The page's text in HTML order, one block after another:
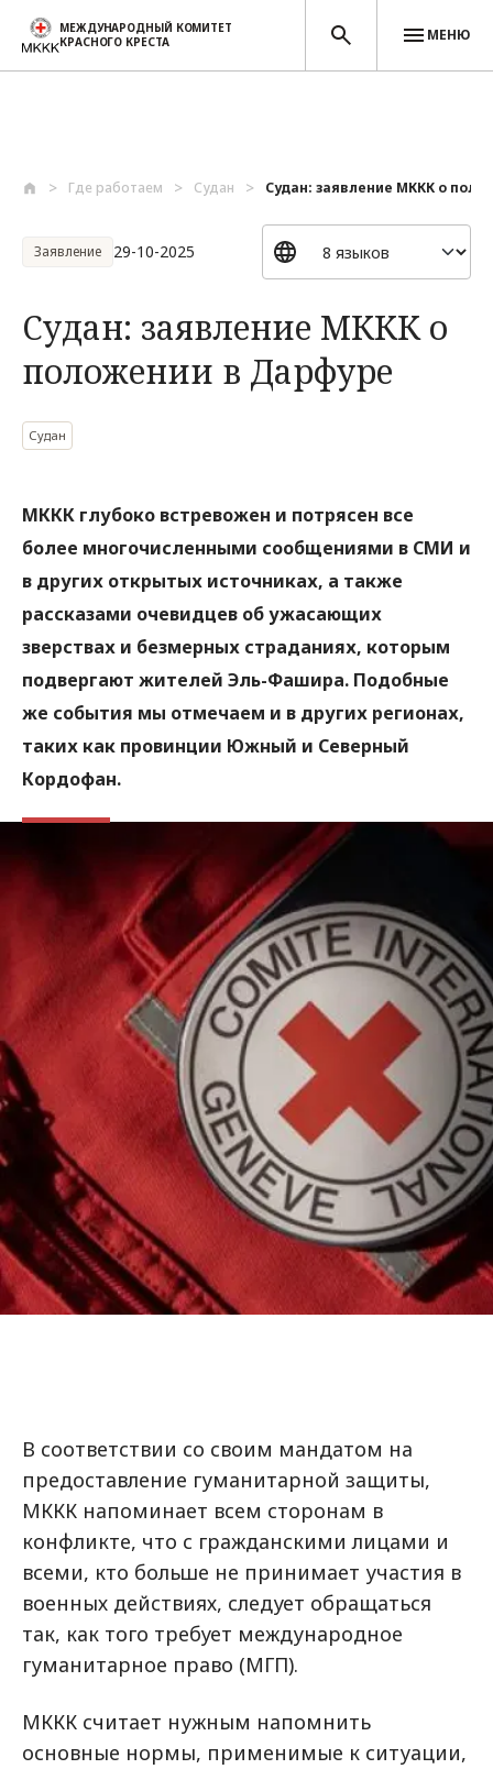
МЕЖДУНАРОДНЫЙ КОМИТЕТ
КРАСНОГО КРЕСТА
МЕНЮ
Где работаем Судан Судан: заявление МККК о
Заявление 29-10-2025
Судан: заявление МККК о
положении в Дарфуре
Судан
МККК глубоко встревожен и потрясен все
более многочисленными сообщениями в СМИ и
в других открытых источниках, а также
рассказами очевидцев об ужасающих
зверствах и безмерных страданиях, которым
подвергают жителей Эль-Фашира. Подобные
же события мы отмечаем и в других регионах,
таких как провинции Южный и Северный
Кордофан.
В соответствии со своим мандатом на
предоставление гуманитарной защиты,
МККК напоминает всем сторонам в
конфликте, что с гражданскими лицами и
всеми, кто больше не принимает участия в
военных действиях, следует обращаться
так, как того требует международное
гуманитарное право (МГП).
МККК считает нужным напомнить
основные нормы, применимые к ситуации,